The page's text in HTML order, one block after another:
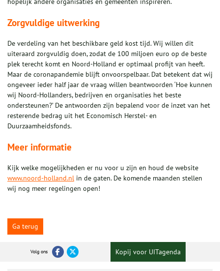
Zorgvuldige uitwerking
De verdeling van het beschikbare geld kost tijd. Wij willen dit
uiteraard zorgvuldig doen, zodat de 100 miljoen euro op de beste
plek terecht komt en Noord-Holland er optimaal profijt van heeft.
Maar de coronapandemie blijft onvoorspelbaar. Dat betekent dat wij
ongeveer ieder half jaar de vraag willen beantwoorden ‘Hoe kunnen
wij Noord-Hollanders, bedrijven en organisaties het beste
ondersteunen?’ De antwoorden zijn bepalend voor de inzet van het
resterende bedrag uit het Economisch Herstel- en
Duurzaamheidsfonds.
Meer informatie
Kijk welke mogelijkheden er nu voor u zijn en houd de website
www.noord-holland.nl in de gaten. De komende maanden stellen
wij nog meer regelingen open!
Ga terug
Volg ons Kopij voor UITagenda